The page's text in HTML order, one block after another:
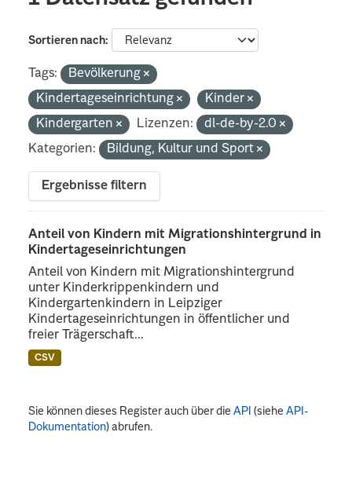
Sortieren nach
Tags:
Bevölkerung
Kindertageseinrichtung
Kinder
Kindergarten
Lizenzen:
dl-de-by-2.0
Kategorien:
Bildung, Kultur und Sport
Ergebnisse filtern
Anteil von Kindern mit Migrationshintergrund in
Kindertageseinrichtungen
Anteil von Kindern mit Migrationshintergrund
unter Kinderkrippenkindern und
Kindergartenkindern in Leipziger
Kindertageseinrichtungen in öffentlicher und
freier Trägerschaft...
CSV
Sie können dieses Register auch über dieAPI (sieheAPI-
Dokumentation) abrufen.